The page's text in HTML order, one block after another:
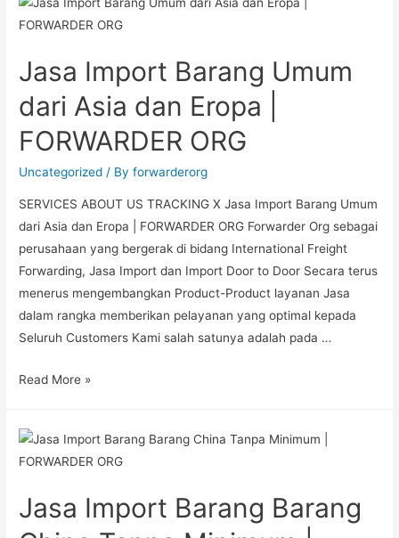
Jasa Import Barang Umum
dari Asia dan Eropa |
FORWARDER ORG
Uncategorized / Byforwarderorg
SERVICES ABOUT US TRACKING X Jasa Import Barang Umum
dari Asia dan Eropa | FORWARDER ORG Forwarder Org sebagai
perusahaan yang bergerak di bidang International Freight
Forwarding, Jasa Import dan Import Door to Door Secara terus
menerus mengembangkan Product-Product layanan Jasa
dalam rangka memberikan pelayanan yang optimal kepada
Seluruh Customers Kami salah satunya adalah pada …
Read More »
Jasa Import Barang Barang